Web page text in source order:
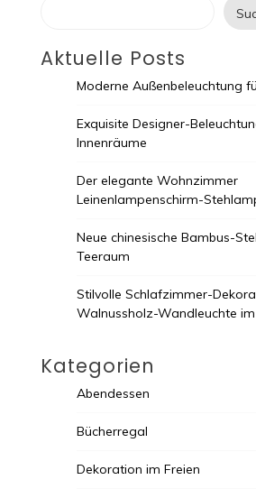
Aktuelle Posts
Moderne Außenbeleuchtung
Exquisite Designer-
Innenräume
Der elegante Wohnzimmer
Leinenlampenschirm-
Neue chinesische Bambus-
Teeraum
Stilvolle Schlafzimmer-
Walnussholz-Wandleuchte
Kategorien
Abendessen
Bücherregal
Dekoration im Freien